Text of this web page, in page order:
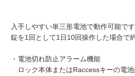
入手しやすい単三形電池で動作可能で
錠を1回として1日10回操作した場合で
・電池切れ防止アラーム機能
ロック本体またはRaccessキーの電